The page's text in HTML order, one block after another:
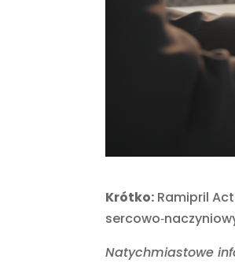
Krótko: Ramipril
Natychmiastowe